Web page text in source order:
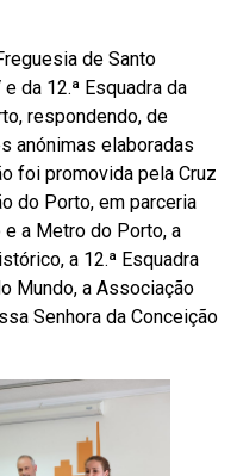
de Santo
da 12.ª Esquadra da
respondendo, de
anónimas elaboradas
foi promovida pela Cruz
do Porto, em parceria
a Metro do Porto, a
a 12.ª Esquadra
Mundo, a Associação
Senhora da Conceição